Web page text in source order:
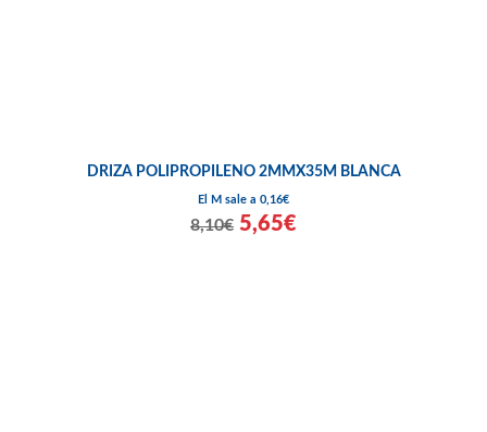
DRIZA POLIPROPILENO 2MMX35M BLANCA
El M sale a 0,16€
8,10€ 5,65€